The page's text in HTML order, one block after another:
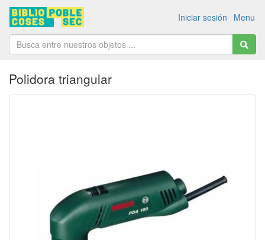
Menu
Iniciar sesión
Polidora triangular